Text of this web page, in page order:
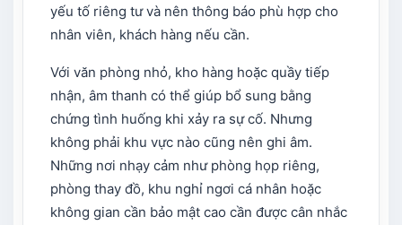
yếu tố riêng tư và nên thông báo phù hợp cho
nhân viên, khách hàng nếu cần.
Với văn phòng nhỏ, kho hàng hoặc quầy tiếp
nhận, âm thanh có thể giúp bổ sung bằng
chứng tình huống khi xảy ra sự cố. Nhưng
không phải khu vực nào cũng nên ghi âm.
Những nơi nhạy cảm như phòng họp riêng,
phòng thay đồ, khu nghỉ ngơi cá nhân hoặc
không gian cần bảo mật cao cần được cân nhắc